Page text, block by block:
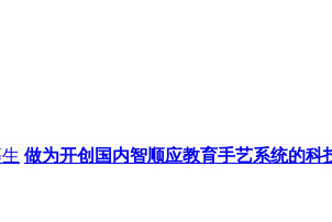
做为开创国内智顺应教育手艺系统的科